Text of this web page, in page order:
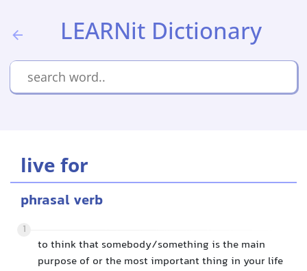
LEARNit Dictionary
live for
phrasal verb
1
to think that somebody/something is the main
purpose of or the most important thing in your life